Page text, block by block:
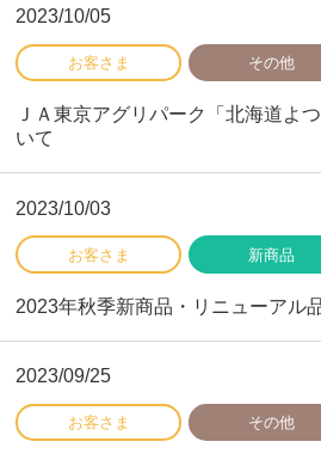
2023/10/05
ＪＡ東京アグリパーク「北海道よ
いて
2023/10/03
2023年秋季新商品・リニューアル
2023/09/25